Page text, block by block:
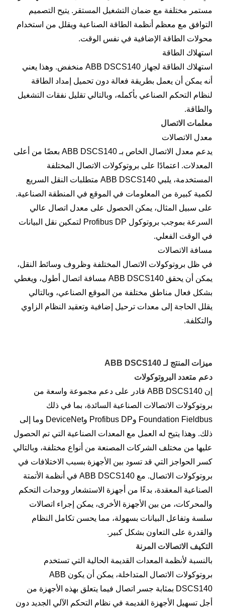
مستمر مختلفة مع ضمان التشغيل المستقر. يتيح التصميم
التوافق مع معظم أنظمة الطاقة الصناعية ويقلل من استخدام
محولات الطاقة الإضافية في نفس الوقت.
استهلاك الطاقة
استهلاك الطاقة لجهاز ABB DSCS140 منخفض. وهذا يعني
أنه يمكن أن يعمل بطريقة فعالة دون تحميل إمداد الطاقة
لنظام التحكم الصناعي بأكمله، وبالتالي تقليل نفقات التشغيل
والطاقة.
معلمات الاتصال
معدل الاتصالات
يدعم معدل الاتصال الخاص بـ ABB DSCS140 بعضًا من أعلى
المعدلات. اعتمادًا على بروتوكولات الاتصال المختلفة
المستخدمة، يلبي ABB DSCS140 متطلبات النقل السريع
لكمية كبيرة من المعلومات في الموقع في المنطقة الصناعية.
على سبيل المثال، يمكن الحصول على معدل اتصال عالي
السرعة بموجب بروتوكول Profibus DP لتمكين نقل البيانات
في الوقت الفعلي.
مسافة الاتصالات
في ظل بروتوكولات الاتصال المختلفة وظروف وسائط النقل،
يمكن أن يحقق ABB DSCS140 مسافة اتصال أطول، ويغطي
بشكل فعال مناطق مختلفة من الموقع الصناعي، وبالتالي
يقلل الحاجة إلى معدات ترحيل إضافية وتعقيد النظام الزاوي
والتكلفة.
ميزات المنتج لـ ABB DSCS140
دعم متعدد البروتوكولات
إن ABB DSCS140 قادر على دعم مجموعة واسعة من
بروتوكولات الاتصالات الصناعية السائدة، بما في ذلك
Foundation Fieldbus وProfibus DP وDeviceNet وما إلى
ذلك. وهذا يتيح له العمل مع المعدات الصناعية التي تم الحصول
عليها من مختلف الشركات المصنعة من أنواع مختلفة، وبالتالي
كسر الحواجز التي قد تسود بين الأجهزة بسبب الاختلافات في
بروتوكولات الاتصال. مع ABB DSCS140 في أنظمة الأتمتة
الصناعية المعقدة، بدءًا من أجهزة الاستشعار ووحدات التحكم
والمحركات، من بين الأجهزة الأخرى، يمكن إجراء اتصالات
سلسة وتفاعل البيانات بسهولة، مما يحسن تكامل النظام
والقدرة على التعاون بشكل كبير.
التكيف الاتصالات المرنة
بالنسبة لأنظمة المعدات القديمة الحالية التي تستخدم
بروتوكولات الاتصال المتداخلة، يمكن أن يكون ABB
DSCS140 بمثابة جسر اتصال فيما يتعلق بهذه الأجهزة من
أجل تسهيل الأجهزة القديمة في نظام التحكم الآلي الجديد دون